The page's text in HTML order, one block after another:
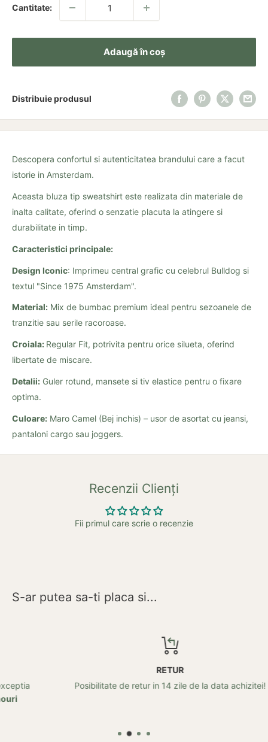
Cantitate:
Adaugă în coș
Distribuie produsul
Descopera confortul si autenticitatea brandului care a facut
istorie in Amsterdam.
Aceasta bluza tip sweatshirt este realizata din materiale de
inalta calitate, oferind o senzatie placuta la atingere si
durabilitate in timp.
Caracteristici principale:
Design Iconic: Imprimeu central grafic cu celebrul Bulldog si
textul "Since 1975 Amsterdam".
Material: Mix de bumbac premium ideal pentru sezoanele de
tranzitie sau serile racoroase.
Croiala: Regular Fit, potrivita pentru orice silueta, oferind
libertate de miscare.
Detalii: Guler rotund, mansete si tiv elastice pentru o fixare
optima.
Culoare: Maro Camel (Bej inchis) – usor de asortat cu jeansi,
pantaloni cargo sau joggers.
Recenzii Clienți
Fii primul care scrie o recenzie
S-ar putea sa-ti placa si...
Posibilitate de retur in 14 zile de la data achizitei!